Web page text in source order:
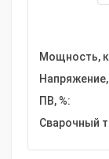
Мощность,
ПВ, %:
Сварочный